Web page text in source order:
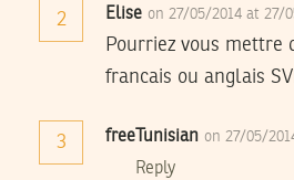
2 Elise on 27/05/2014 at 27/
Pourriez vous mettre
francais ou anglais
3 freeTunisian on 27/05/
Reply